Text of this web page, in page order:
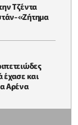
Τζέντα
«Ζήτημα
έχασε και
Αρένα